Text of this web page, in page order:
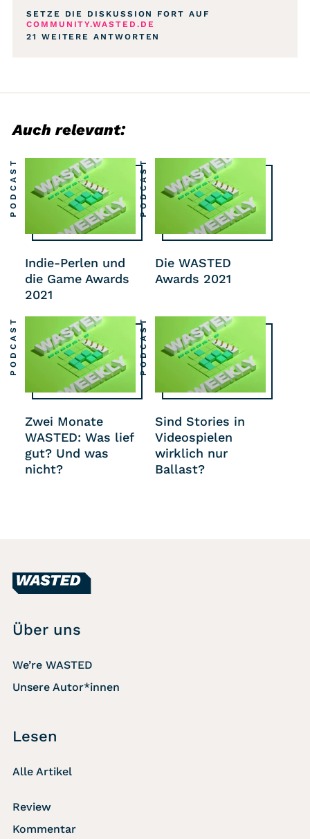
SETZE DIE DISKUSSION FORT AUF
COMMUNITY.WASTED.DE
21 WEITERE ANTWORTEN
Auch relevant:
Indie-Perlen und
die Game Awards
2021
PODCAST
Die WASTED
Awards 2021
PODCAST
Zwei Monate
WASTED: Was lief
gut? Und was
nicht?
PODCAST
Sind Stories in
Videospielen
wirklich nur
Ballast?
PODCAST
Über uns
We’re WASTED
Unsere Autor*innen
Lesen
Alle Artikel
Review
Kommentar